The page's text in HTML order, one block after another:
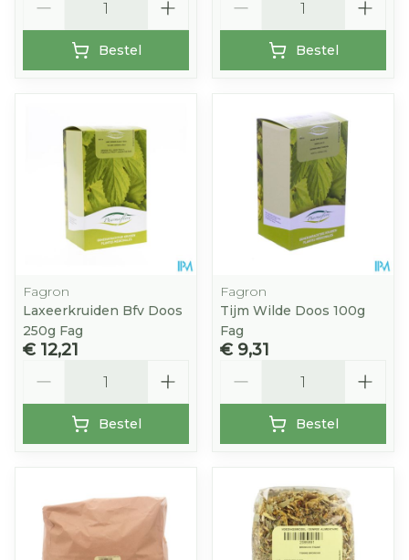
Bestel Bestel
Fagron
Laxeerkruiden Bfv Doos
250g Fag
€ 12,21
Bestel
Fagron
Tijm Wilde Doos 100g
Fag
€ 9,31
Bestel